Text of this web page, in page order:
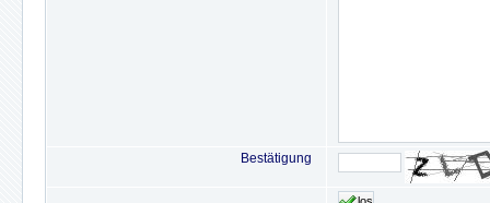
Bestätigung